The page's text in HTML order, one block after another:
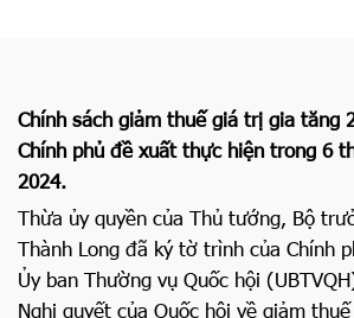
Chính sách giảm thuế giá trị gia tăng
Chính phủ đề xuất thực hiện trong 6
2024.
Thừa ủy quyền của Thủ tướng, Bộ
Thành Long đã ký tờ trình của Chính
Ủy ban Thường vụ Quốc hội
Nghị quyết của Quốc hội về giảm